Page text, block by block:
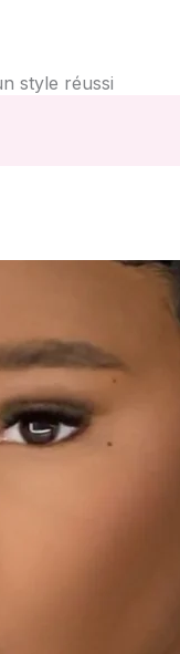
style réussi